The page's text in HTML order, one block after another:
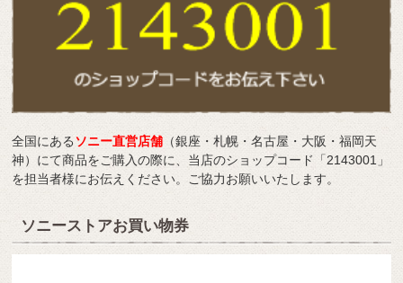
全国にあるソニー直営店舗 （銀座・札幌・名古屋・大阪・福岡天
神）にて商品をご購入の際に、当店のショップコード「2143001」
を担当者様にお伝えください。ご協力お願いいたします。
ソニーストアお買い物券